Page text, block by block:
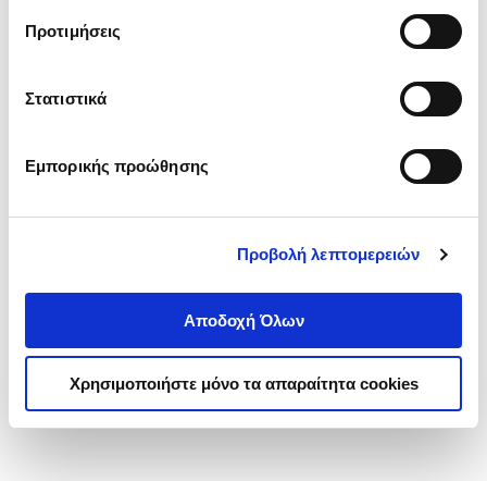
Προτιμήσεις
Στατιστικά
Εμπορικής προώθησης
Προβολή λεπτομερειών
Αποδοχή Όλων
Χρησιμοποιήστε μόνο τα απαραίτητα cookies